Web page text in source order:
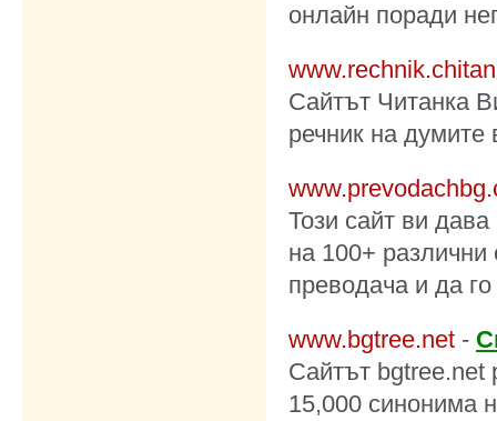
онлайн поради
Сайтът Читанка
речник на думите
Този сайт ви
на 100+
преводача и да
www.bgtree.net -
Сайтът bgtree.net
15,000 синонима